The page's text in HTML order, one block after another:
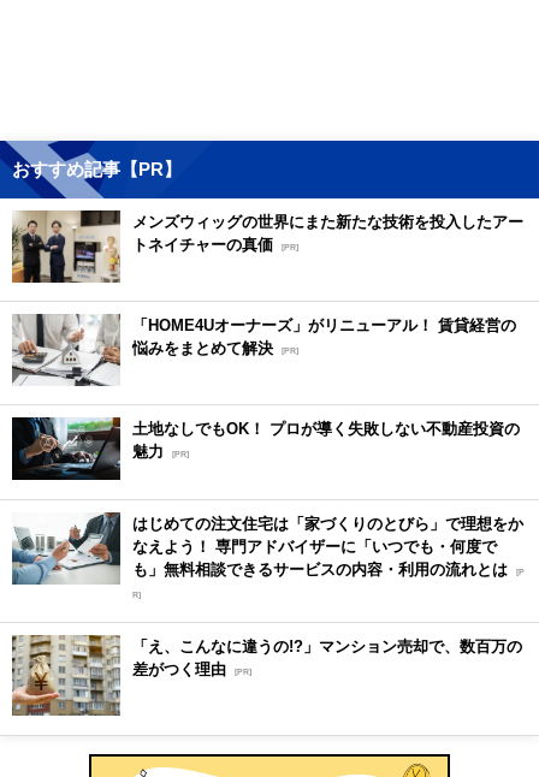
おすすめ記事【PR】
メンズウィッグの世界にまた新たな技術を投入したアー
トネイチャーの真価 [PR]
「HOME4Uオーナーズ」がリニューアル！ 賃貸経営の
悩みをまとめて解決 [PR]
土地なしでもOK！ プロが導く失敗しない不動産投資の
魅力
[PR]
はじめての注文住宅は「家づくりのとびら」で理想をか
なえよう！ 専門アドバイザーに「いつでも・何度で
も」無料相談できるサービスの内容・利用の流れとは [P
R]
「え、こんなに違うの!?」マンション売却で、数百万の
差がつく理由 [PR]